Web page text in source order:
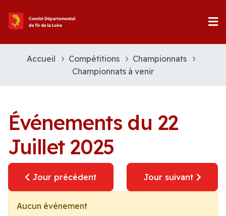
Accueil Compétitions
Championnats
Championnats à venir
Événements du 22
Juillet 2025
Jour précédent Jour suivant
Aucun événement